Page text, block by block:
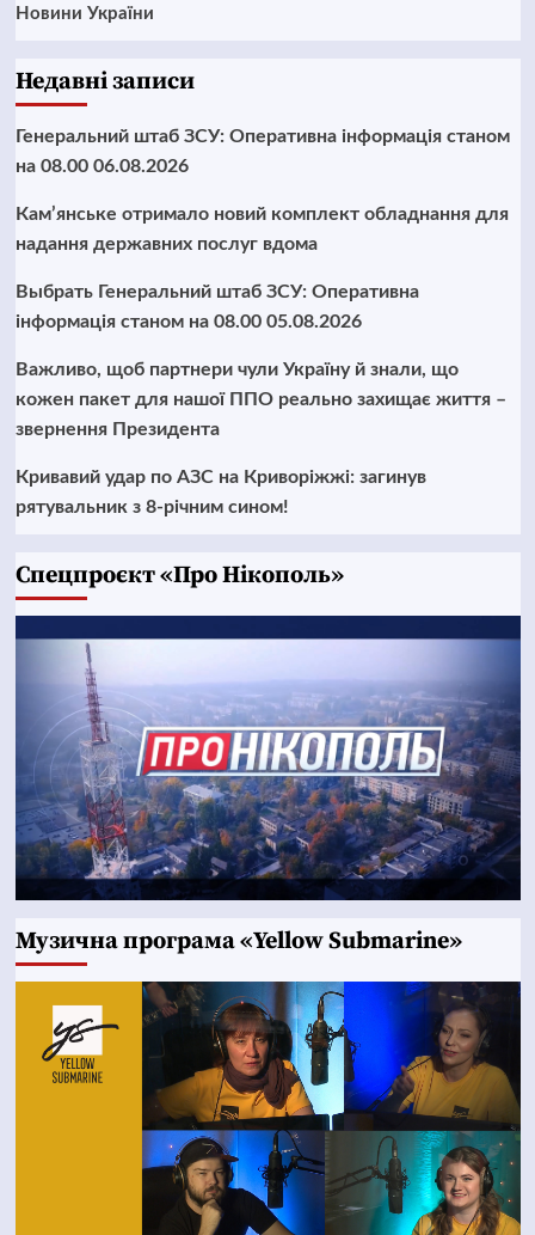
Новини України
Недавні записи
Генеральний штаб ЗСУ: Оперативна інформація станом
на 08.00 06.08.2026
Кам’янське отримало новий комплект обладнання для
надання державних послуг вдома
Выбрать Генеральний штаб ЗСУ: Оперативна
інформація станом на 08.00 05.08.2026
Важливо, щоб партнери чули Україну й знали, що
кожен пакет для нашої ППО реально захищає життя –
звернення Президента
Кривавий удар по АЗС на Криворіжжі: загинув
рятувальник з 8-річним сином!
Cпецпроєкт «Про Нікополь»
Музична програма «Yellow Submarine»